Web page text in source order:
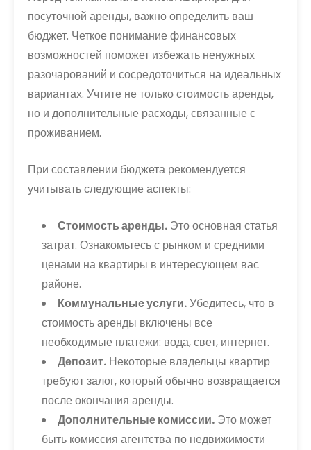
посуточной аренды, важно определить ваш
бюджет. Четкое понимание финансовых
возможностей поможет избежать ненужных
разочарований и сосредоточиться на идеальных
вариантах. Учтите не только стоимость аренды,
но и дополнительные расходы, связанные с
проживанием.
При составлении бюджета рекомендуется
учитывать следующие аспекты:
Стоимость аренды. Это основная статья
затрат. Ознакомьтесь с рынком и средними
ценами на квартиры в интересующем вас
районе.
Коммунальные услуги.Убедитесь, что в
стоимость аренды включены все
необходимые платежи: вода, свет, интернет.
Депозит. Некоторые владельцы квартир
требуют залог, который обычно возвращается
после окончания аренды.
Дополнительные комиссии. Это может
быть комиссия агентства по недвижимости